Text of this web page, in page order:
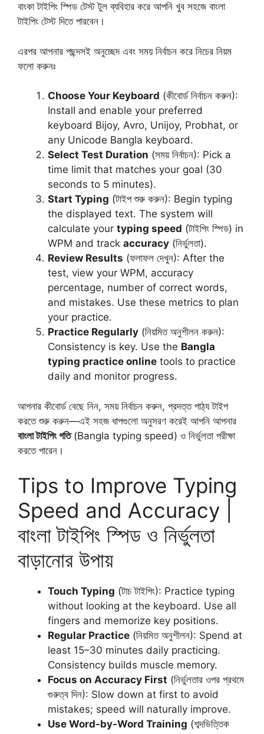
বাংকা টাইপিং স্পিড টেস্ট টুল ব্যবিহার করে আপনি খুব সহজে বাংলা
টাইপিং টেস্ট দিতে পারবেন।
এরপর আপনার পছন্দসই অনুচ্ছেদ এবং সময় নির্বাচন করে নিচের নিয়ম
ফলো করুনঃ
Choose Your Keyboard (কীবোর্ড নির্বাচন করুন):
Install and enable your preferred
keyboard Bijoy, Avro, Unijoy, Probhat, or
any Unicode Bangla keyboard.
Select Test Duration (সময় নির্বাচন): Pick a
time limit that matches your goal (30
seconds to 5 minutes).
Start Typing (টাইপ শুরু করুন): Begin typing
the displayed text. The system will
calculate your typing speed (টাইপিং স্পিড) in
WPM and track accuracy (নির্ভুলতা).
Review Results (ফলাফল দেখুন): After the
test, view your WPM, accuracy
percentage, number of correct words,
and mistakes. Use these metrics to plan
your practice.
Practice Regularly (নিয়মিত অনুশীলন করুন):
Consistency is key. Use the Bangla
typing practice online tools to practice
daily and monitor progress.
আপনার কীবোর্ড বেছে নিন, সময় নির্বাচন করুন, প্রদত্ত পাঠ্য টাইপ
করতে শুরু করুন—এই সহজ ধাপগুলো অনুসরণ করেই আপনি আপনার
বাংলা টাইপিং গতি(Bangla typing speed) ও নির্ভুলতা পরীক্ষা
করতে পারেন।
Tips to Improve Typing
Speed and Accuracy |
বাংলা টাইপিং স্পিড ও নির্ভুলতা
বাড়ানোর উপায়
Touch Typing (টাচ টাইপিং): Practice typing
without looking at the keyboard. Use all
fingers and memorize key positions.
Regular Practice (নিয়মিত অনুশীলন): Spend at
least 15–30 minutes daily practicing.
Consistency builds muscle memory.
Focus on Accuracy First (নির্ভুলতার ওপর প্রথমে
গুরুত্ব দিন): Slow down at first to avoid
mistakes; speed will naturally improve.
Use Word‑by‑Word Training (শব্দভিত্তিক